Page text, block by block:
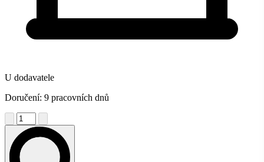
U dodavatele
Doručení: 9 pracovních dnů